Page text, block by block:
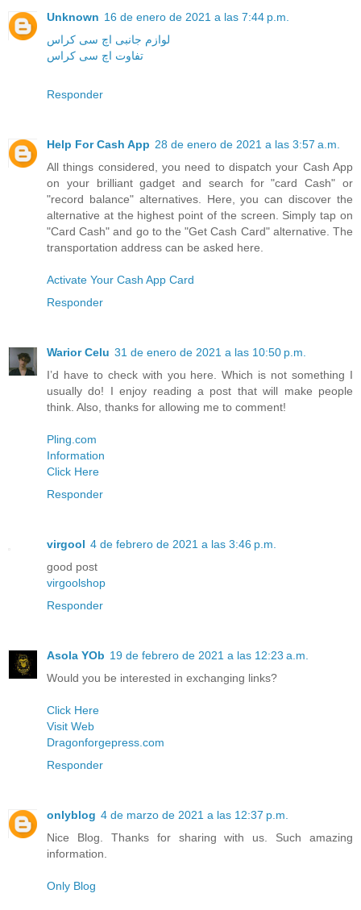
Unknown 16 de enero de 2021 a las 7:44 p.m.
لوازم جانبی اچ سی کراس
تفاوت اچ سی کراس
Responder
Help For Cash App 28 de enero de 2021 a las 3:57 a.m.
All things considered, you need to dispatch your Cash App
on your brilliant gadget and search for "card Cash" or
"record balance" alternatives. Here, you can discover the
alternative at the highest point of the screen. Simply tap on
"Card Cash" and go to the "Get Cash Card" alternative. The
transportation address can be asked here.
Activate Your Cash App Card
Responder
Warior Celu 31 de enero de 2021 a las 10:50 p.m.
I’d have to check with you here. Which is not something I
usually do! I enjoy reading a post that will make people
think. Also, thanks for allowing me to comment!
Pling.com
Information
Click Here
Responder
virgool 4 de febrero de 2021 a las 3:46 p.m.
good post
virgoolshop
Responder
Asola YOb 19 de febrero de 2021 a las 12:23 a.m.
Would you be interested in exchanging links?
Click Here
Visit Web
Dragonforgepress.com
Responder
onlyblog 4 de marzo de 2021 a las 12:37 p.m.
Nice Blog. Thanks for sharing with us. Such amazing
information.
Only Blog